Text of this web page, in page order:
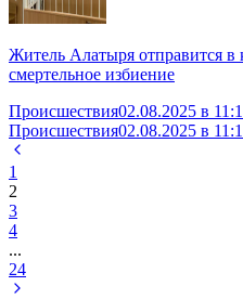
Житель Алатыря отправится в
смертельное избиение
Происшествия02.08.2025 в
Происшествия02.08.2025 в
1
2
3
4
...
24